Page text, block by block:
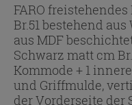
FARO
Br.51 bestehend
aus MDF
Schwarz matt cm
Kommode + 1
und Griffmulde,
der Vorderseite der